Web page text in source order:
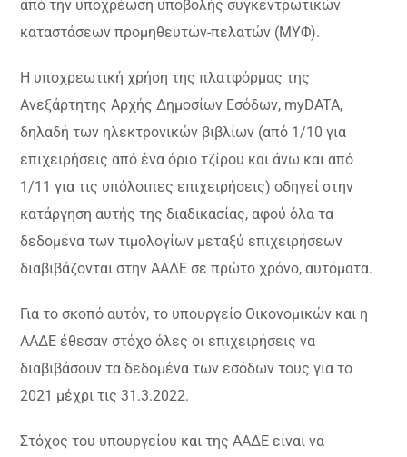
από την υποχρέωση υποβολής συγκεντρωτικών
καταστάσεων προμηθευτών-πελατών (ΜΥΦ).
Η υποχρεωτική χρήση της πλατφόρμας της
Ανεξάρτητης Αρχής Δημοσίων Εσόδων, myDATA,
δηλαδή των ηλεκτρονικών βιβλίων (από 1/10 για
επιχειρήσεις από ένα όριο τζίρου και άνω και από
1/11 για τις υπόλοιπες επιχειρήσεις) οδηγεί στην
κατάργηση αυτής της διαδικασίας, αφού όλα τα
δεδομένα των τιμολογίων μεταξύ επιχειρήσεων
διαβιβάζονται στην ΑΑΔΕ σε πρώτο χρόνο, αυτόματα.
Για το σκοπό αυτόν, το υπουργείο Οικονομικών και η
ΑΑΔΕ έθεσαν στόχο όλες οι επιχειρήσεις να
διαβιβάσουν τα δεδομένα των εσόδων τους για το
2021 μέχρι τις 31.3.2022.
Στόχος του υπουργείου και της ΑΑΔΕ είναι να